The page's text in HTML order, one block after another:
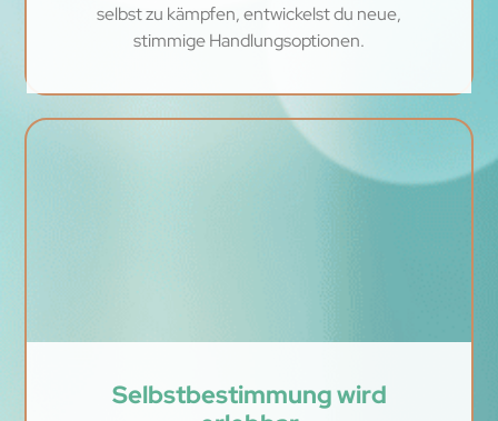
selbst zu kämpfen, entwickelst du neue,
stimmige Handlungsoptionen.
Selbstbestimmung wird